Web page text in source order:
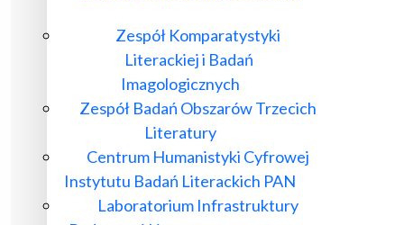
Zespół Komparatystyki
Literackiej i Badań
Imagologicznych
Zespół Badań Obszarów Trzecich
Literatury
Centrum Humanistyki Cyfrowej
Instytutu Badań Literackich PAN
Laboratorium Infrastruktury